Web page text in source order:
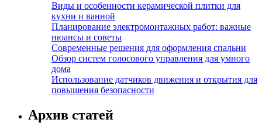
Виды и особенности керамической плитки для
кухни и ванной
Планирование электромонтажных работ: важные
нюансы и советы
Современные решения для оформления спальни
Обзор систем голосового управления для умного
дома
Использование датчиков движения и открытия для
повышения безопасности
Архив статей